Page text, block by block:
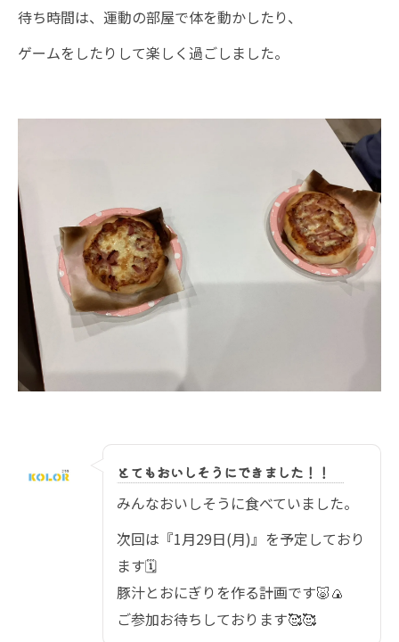
待ち時間は、運動の部屋で体を動かしたり、
ゲームをしたりして楽しく過ごしました。
とてもおいしそうにできました！！
みんなおいしそうに食べていました。
次回は『1月29日(月)』を予定しており
ます🗓️
豚汁とおにぎりを作る計画です🐷🍙
ご参加お待ちしております🥰🥰